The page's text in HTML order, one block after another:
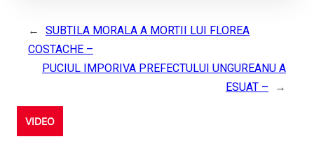
←
SUBTILA MORALA A MORTII LUI FLOREA
COSTACHE –
PUCIUL IMPORIVA PREFECTULUI UNGUREANU A
ESUAT –
→
VIDEO